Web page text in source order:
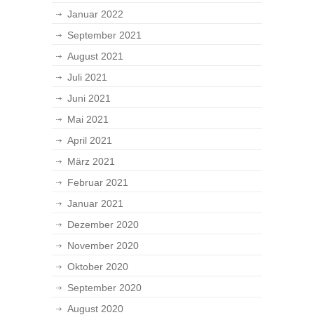
Januar 2022
September 2021
August 2021
Juli 2021
Juni 2021
Mai 2021
April 2021
März 2021
Februar 2021
Januar 2021
Dezember 2020
November 2020
Oktober 2020
September 2020
August 2020